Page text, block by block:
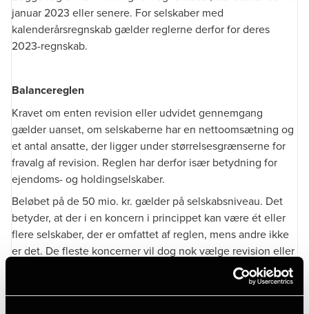
januar 2023 eller senere. For selskaber med
kalenderårsregnskab gælder reglerne derfor for deres
2023-regnskab.
Balancereglen
Kravet om enten revision eller udvidet gennemgang
gælder uanset, om selskaberne har en nettoomsætning og
et antal ansatte, der ligger under størrelsesgrænserne for
fravalg af revision. Reglen har derfor især betydning for
ejendoms- og holdingselskaber.
Beløbet på de 50 mio. kr. gælder på selskabsniveau. Det
betyder, at der i en koncern i princippet kan være ét eller
flere selskaber, der er omfattet af reglen, mens andre ikke
er det. De fleste koncerner vil dog nok vælge revision eller
udvidet gennemgang for alle selskaber, hvis blot ét er